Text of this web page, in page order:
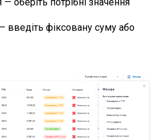
введіть фіксовану суму або